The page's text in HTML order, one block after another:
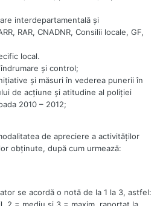
interdepartamentală şi
RAR, CNADNR, Consilii locale, GF,
local.
şi control;
şi măsuri în vederea punerii în
de acţiune şi atitudine al poliţiei
2010 – 2012;
de apreciere a activităţilor
obţinute, după cum urmează:
se acordă o notă de la 1 la 3, astfel:
2 = mediu şi 3 = maxim, raportat la